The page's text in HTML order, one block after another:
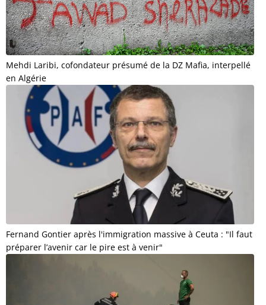
Mehdi Laribi, cofondateur présumé de la DZ Mafia, interpellé
en Algérie
Fernand Gontier après l'immigration massive à Ceuta : "Il faut
préparer l’avenir car le pire est à venir"